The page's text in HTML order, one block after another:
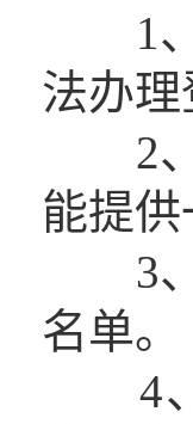
1、
法办
2、
能提
3、
名单。
4、